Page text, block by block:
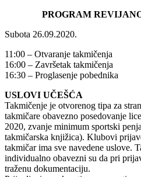
PROGRAM
Subota 26.09.2020.
11:00 – Otvaranje takmičenja
16:00 – Završetak takmičenja
16:30 – Proglasenje pobednika
USLOVI UČEŠĆA
Takmičenje je otvorenog tipa za
takmičare obavezno posedovanje
2020, zvanje minimum sportski
takmičarska knjižica). Klubovi
takmičar ima sve navedene uslove.
individualno obavezni su da pri
traženu dokumentaciju.